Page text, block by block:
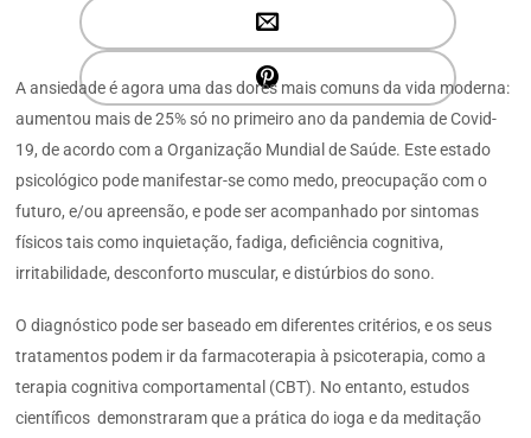
A ansiedade é agora uma das dores mais comuns da vida moderna:
aumentou mais de 25% só no primeiro ano da pandemia de Covid-
19, de acordo com a Organização Mundial de Saúde. Este estado
psicológico pode manifestar-se como medo, preocupação com o
futuro, e/ou apreensão, e pode ser acompanhado por sintomas
físicos tais como inquietação, fadiga, deficiência cognitiva,
irritabilidade, desconforto muscular, e distúrbios do sono.
O diagnóstico pode ser baseado em diferentes critérios, e os seus
tratamentos podem ir da farmacoterapia à psicoterapia, como a
terapia cognitiva comportamental (CBT). No entanto, estudos
científicos demonstraram que a prática do ioga e da meditação